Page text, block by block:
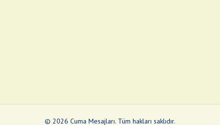
© 2026 Cuma Mesajları. Tüm hakları saklıdır.